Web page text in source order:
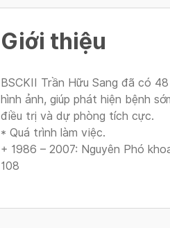
Giới thiệu
BSCKII Trần Hữu Sang đã có
hình ảnh, giúp phát hiện bệnh
điều trị và dự phòng tích cực.
* Quá trình làm việc.
+ 1986 – 2007: Nguyên Phó
108